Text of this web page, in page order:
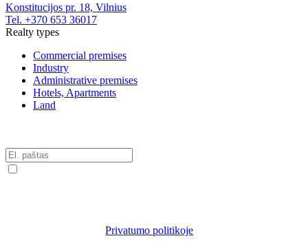
Konstitucijos pr. 18, Vilnius
Tel. +370 653 36017
Realty types
Commercial premises
Industry
Administrative premises
Hotels, Apartments
Land
Privatumo politikoje